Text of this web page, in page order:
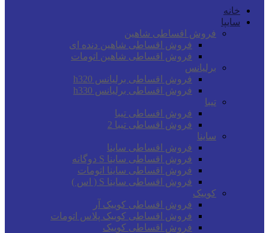
خانه
سایپا
فروش اقساطی شاهین
فروش اقساطی شاهین دنده ای
فروش اقساطی شاهین اتومات
برلیانس
فروش اقساطی برلیانس h320
فروش اقساطی برلیانس h330
تیبا
فروش اقساطی تیبا
فروش اقساطی تیبا 2
ساینا
فروش اقساطی ساینا
فروش اقساطی ساینا S دوگانه
فروش اقساطی ساینا اتومات
فروش اقساطی ساینا S ( اس )
کوییک
فروش اقساطی کوییک آر
فروش اقساطی کوییک پلاس اتومات
فروش اقساطی کوییک